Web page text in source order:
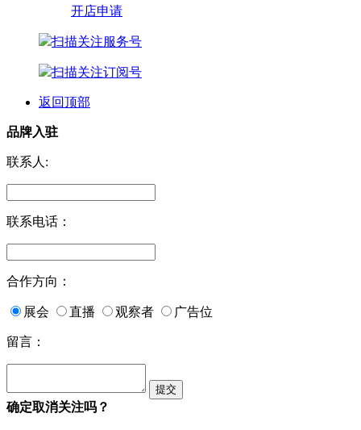
开店申请
扫描关注服务号
扫描关注订阅号
返回顶部
品牌入驻
联系人:
联系电话：
合作方向：
展会 直播 观察者 广告位
留言：
确定取消关注吗？